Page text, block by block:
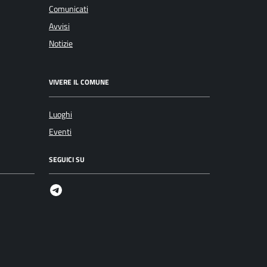
Comunicati
Avvisi
Notizie
VIVERE IL COMUNE
Luoghi
Eventi
SEGUICI SU